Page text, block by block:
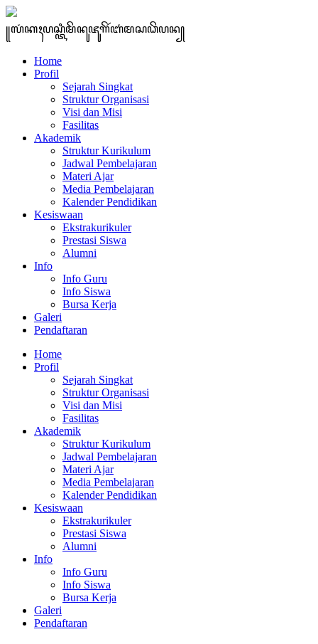
꧋ꦭꦁꦏꦃꦥꦱ꧀ꦠꦶꦩꦼꦤꦸꦗꦸꦒꦼꦂꦧꦁꦩꦱꦣꦼꦥꦤ꧀
Home
Profil
Sejarah Singkat
Struktur Organisasi
Visi dan Misi
Fasilitas
Akademik
Struktur Kurikulum
Jadwal Pembelajaran
Materi Ajar
Media Pembelajaran
Kalender Pendidikan
Kesiswaan
Ekstrakurikuler
Prestasi Siswa
Alumni
Info
Info Guru
Info Siswa
Bursa Kerja
Galeri
Pendaftaran
Home
Profil
Sejarah Singkat
Struktur Organisasi
Visi dan Misi
Fasilitas
Akademik
Struktur Kurikulum
Jadwal Pembelajaran
Materi Ajar
Media Pembelajaran
Kalender Pendidikan
Kesiswaan
Ekstrakurikuler
Prestasi Siswa
Alumni
Info
Info Guru
Info Siswa
Bursa Kerja
Galeri
Pendaftaran